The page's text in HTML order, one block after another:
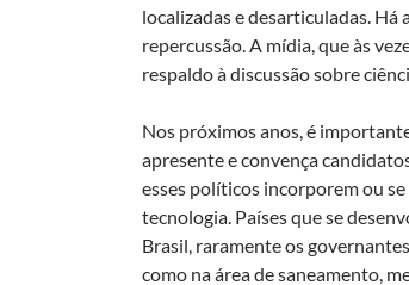
localizadas e desarticuladas. Há
repercussão. A mídia, que às
respaldo à discussão sobre
Nos próximos anos, é
apresente e convença
esses políticos incorporem ou
tecnologia. Países que se
Brasil, raramente os
como na área de saneamento,